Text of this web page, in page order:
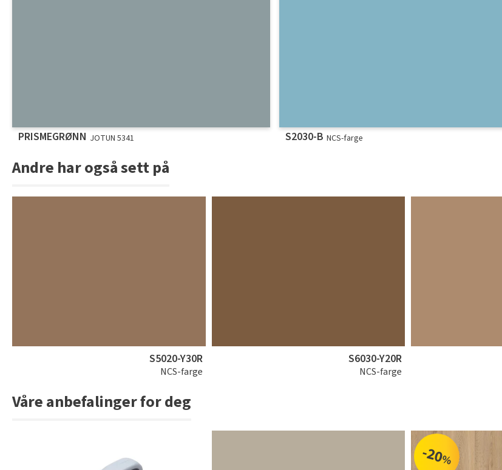
PRISMEGRØNN JOTUN 5341 S2030-B NCS-farge
Andre har også sett på
S5020-Y30R
NCS-farge
S6030-Y20R
NCS-farge
Våre anbefalinger for deg
-20%